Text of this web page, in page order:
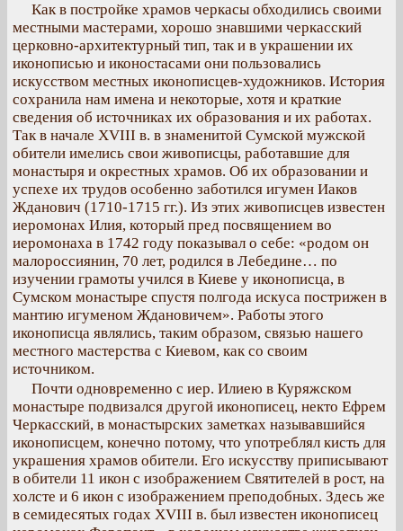
Как в постройке храмов черкасы обходились своими
местными мастерами, хорошо знавшими черкасский
церковно-архитектурный тип, так и в украшении их
иконописью и иконостасами они пользовались
искусством местных иконописцев-художников. История
сохранила нам имена и некоторые, хотя и краткие
сведения об источниках их образования и их работах.
Так в начале XVIII в. в знаменитой Сумской мужской
обители имелись свои живописцы, работавшие для
монастыря и окрестных храмов. Об их образовании и
успехе их трудов особенно заботился игумен Иаков
Жданович (1710-1715 гг.). Из этих живописцев известен
иеромонах Илия, который пред посвящением во
иеромонаха в 1742 году показывал о себе: «родом он
малороссиянин, 70 лет, родился в Лебедине… по
изучении грамоты учился в Киеве у иконописца, в
Сумском монастыре спустя полгода искуса пострижен в
мантию игуменом Ждановичем». Работы этого
иконописца являлись, таким образом, связью нашего
местного мастерства с Киевом, как со своим
источником.
Почти одновременно с иер. Илиею в Куряжском
монастыре подвизался другой иконописец, некто Ефрем
Черкасский, в монастырских заметках называвшийся
иконописцем, конечно потому, что употреблял кисть для
украшения храмов обители. Его искусству приписывают
в обители 11 икон с изображением Святителей в рост, на
холсте и 6 икон с изображением преподобных. Здесь же
в семидесятых годах XVIII в. был известен иконописец